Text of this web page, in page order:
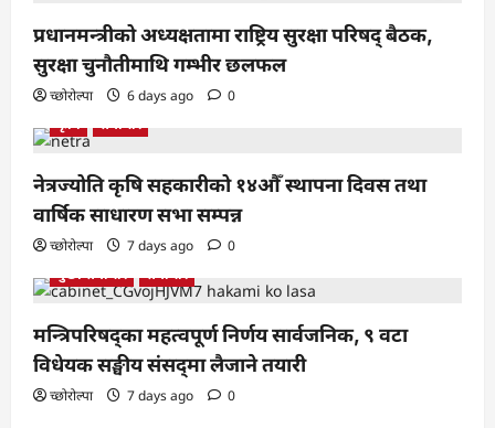
प्रधानमन्त्रीको अध्यक्षतामा राष्ट्रिय सुरक्षा परिषद् बैठक,
सुरक्षा चुनौतीमाथि गम्भीर छलफल
च्छोरोल्पा 6 days ago
0
कृषि
समाचार
नेत्रज्योति कृषि सहकारीको १४औँ स्थापना दिवस तथा
वार्षिक साधारण सभा सम्पन्न
च्छोरोल्पा 7 days ago
0
मुख्य समाचार
समाचार
मन्त्रिपरिषद्का महत्वपूर्ण निर्णय सार्वजनिक, ९ वटा
विधेयक सङ्घीय संसद्‌मा लैजाने तयारी
च्छोरोल्पा 7 days ago 0